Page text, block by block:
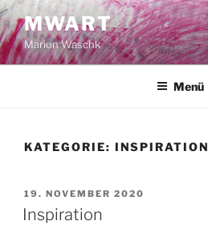
Zum
Inhalt
springen
MWART
Marion Waschk
Menü
KATEGORIE: INSPIRATION
VERÖFFENTLICHT
AM
19. NOVEMBER 2020
Inspiration